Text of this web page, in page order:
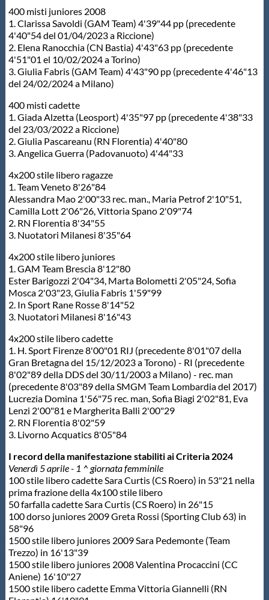
400 misti juniores 2008
1. Clarissa Savoldi (GAM Team) 4'39"44 pp (precedente
4'40"54 del 01/04/2023 a Riccione)
2. Elena Ranocchia (CN Bastia) 4'43"63 pp (precedente
4'51"01 el 10/02/2024 a Torino)
3. Giulia Fabris (GAM Team) 4'43"90 pp (precedente 4'46"13
del 24/02/2024 a Milano)
400 misti cadette
1. Giada Alzetta (Leosport) 4'35"97 pp (precedente 4'38"33
del 23/03/2022 a Riccione)
2. Giulia Pascareanu (RN Florentia) 4'40"80
3. Angelica Guerra (Padovanuoto) 4'44"33
4x200 stile libero ragazze
1. Team Veneto 8'26"84
Alessandra Mao 2'00"33 rec. man., Maria Petrof 2'10"51,
Camilla Lott 2'06"26, Vittoria Spano 2'09"74
2. RN Florentia 8'34"55
3. Nuotatori Milanesi 8'35"64
4x200 stile libero juniores
1. GAM Team Brescia 8'12"80
Ester Barigozzi 2'04"34, Marta Bolometti 2'05"24, Sofia
Mosca 2'03"23, Giulia Fabris 1'59"99
2. In Sport Rane Rosse 8'14"52
3. Nuotatori Milanesi 8'16"43
4x200 stile libero cadette
1. H. Sport Firenze 8'00"01 RIJ (precedente 8'01"07 della
Gran Bretagna del 15/12/2023 a Torono) - RI (precedente
8'02"89 della DDS del 30/11/2003 a Milano) - rec. man
(precedente 8'03"89 della SMGM Team Lombardia del 2017)
Lucrezia Domina 1'56"75 rec. man, Sofia Biagi 2'02"81, Eva
Lenzi 2'00"81 e Margherita Balli 2'00"29
2. RN Florentia 8'02"59
3. Livorno Acquatics 8'05"84
I record della manifestazione stabiliti ai Criteria 2024
Venerdì 5 aprile - 1 ^ giornata femminile
100 stile libero cadette Sara Curtis (CS Roero) in 53"21 nella
prima frazione della 4x100 stile libero
50 farfalla cadette Sara Curtis (CS Roero) in 26"15
100 dorso juniores 2009 Greta Rossi (Sporting Club 63) in
58"96
1500 stile libero juniores 2009 Sara Pedemonte (Team
Trezzo) in 16'13"39
1500 stile libero juniores 2008 Valentina Procaccini (CC
Aniene) 16'10"27
1500 stile libero cadette Emma Vittoria Giannelli (RN